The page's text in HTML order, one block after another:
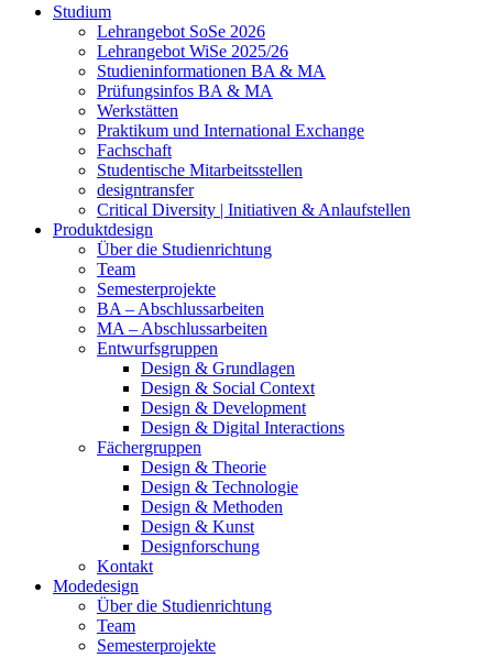
Studium
Lehrangebot SoSe 2026
Lehrangebot WiSe 2025/26
Studieninformationen ­BA & MA
Prüfungsinfos BA & MA
Werkstätten
Praktikum und International Exchange
Fachschaft
Studentische Mitarbeitsstellen
designtransfer
Critical Diversity | Initiativen & Anlaufstellen
Produktdesign
Über die Studienrichtung
Team
Semesterprojekte
BA – Abschlussarbeiten
MA – Abschlussarbeiten
Entwurfsgruppen
Design & Grundlagen
Design & Social Context
Design & Development
Design & Digital Interactions
Fächergruppen
Design & Theorie
Design & Technologie
Design & Methoden
Design & Kunst
Designforschung
Kontakt
Modedesign
Über die Studienrichtung
Team
Semesterprojekte